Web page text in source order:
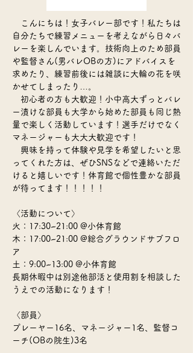
こんにちは！女子バレー部です！私たちは
自分たちで練習メニューを考えながら日々バ
レーを楽しんでいます。技術向上のため部員
や監督さん(男バレOBの方)にアドバイスを
求めたり、練習前後には雑談に大輪の花を咲
かせてしまったり…。
初心者の方も大歓迎！小中高大ずっとバレ
ー漬けな部員も大学から始めた部員も同じ熱
量で楽しく活動しています！選手だけでなく
マネージャーも大大大歓迎です！
興味を持って体験や見学を希望したいと思
ってくれた方は、ぜひSNSなどで連絡いただ
けると嬉しいです！体育館で個性豊かな部員
が待ってます！！！！！
〈活動について〉
火：17:30~21:00 @小体育館
木：17:00~21:00 @総合グラウンドサブフロ
ア
土：9:00~13:00 @小体育館
長期休暇中は別途他部活と使用割を相談した
うえでの活動になります！
〈部員〉
プレーヤー16名、マネージャー1名、監督コ
ーチ(OBの院生)3名